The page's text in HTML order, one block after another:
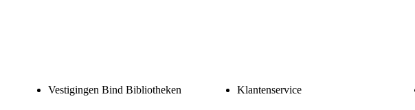
Vestigingen Bind Bibliotheken Klantenservice